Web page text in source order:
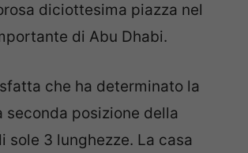
diciottesima piazza nel
di Abu Dhabi.
che ha determinato la
seconda posizione della
sole 3 lunghezze. La casa